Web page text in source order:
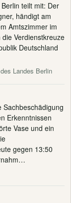
teilt mit: Der
händigt am
Amtszimmer im
Verdienstkreuze
Deutschland
Landes Berlin
Sachbeschädigung
Erkenntnissen
Vase und ein
gegen 13:50